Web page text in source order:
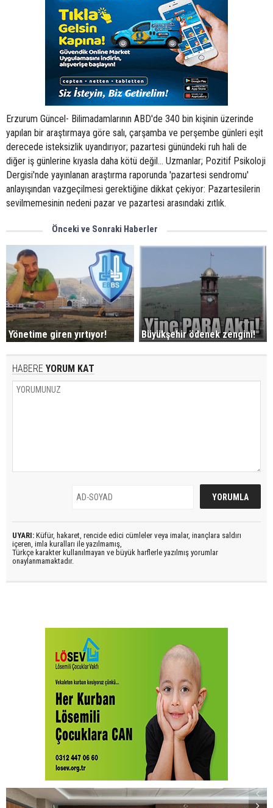
Erzurum Güncel- Bilimadamlarının ABD'de 340 bin kişinin üzerinde
yapılan bir araştırmaya göre salı, çarşamba ve perşembe günleri eşit
derecede isteksizlik uyandırıyor; pazartesi günündeki ruh hali de
diğer iş günlerine kıyasla daha kötü değil... Uzmanlar; Pozitif Psikoloji
Dergisi'nde yayınlanan araştırma raporunda 'pazartesi sendromu'
anlayışından vazgeçilmesi gerektiğine dikkat çekiyor: Pazartesilerin
sevilmemesinin nedeni pazar ve pazartesi arasındaki zıtlık.
Önceki ve Sonraki Haberler
Yönetime giren yırtıyor! Büyükşehir ödenek zengini!
HABERE YORUM KAT
UYARI: Küfür, hakaret, rencide edici cümleler veya imalar, inançlara saldırı
içeren, imla kuralları ile yazılmamış,
Türkçe karakter kullanılmayan ve büyük harflerle yazılmış yorumlar
onaylanmamaktadır.